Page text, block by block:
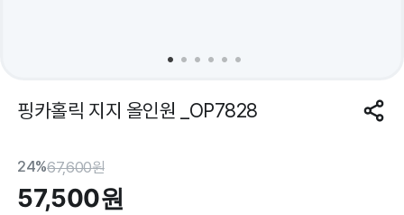
핑카홀릭 지지 올인원 _OP7828
24%67,600원
57,500원